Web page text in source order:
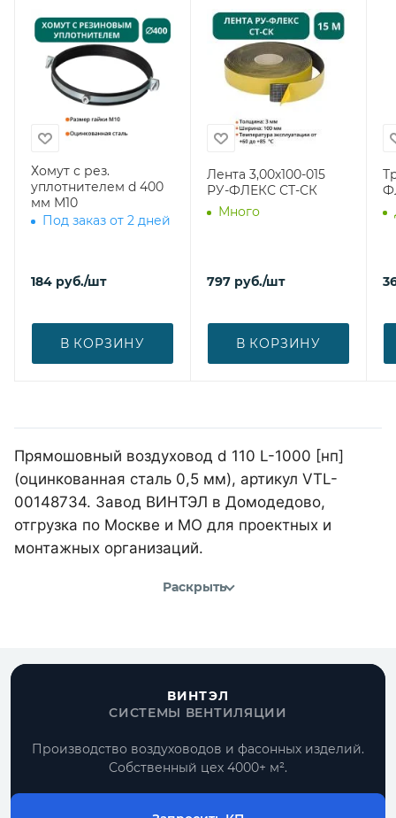
Хомут с рез.
уплотнителем d 400
мм М10
Под заказ от 2 дней
184 руб./шт
В КОРЗИНУ
Лента 3,00х100-015
РУ-ФЛЕКС СТ-СК
Много
797 руб./шт
В КОРЗИНУ
Прямошовный воздуховод d 110 L-1000 [нп]
(оцинкованная сталь 0,5 мм), артикул VTL-
00148734. Завод ВИНТЭЛ в Домодедово,
отгрузка по Москве и МО для проектных и
монтажных организаций.
Раскрыть
ВИНТЭЛ
СИСТЕМЫ ВЕНТИЛЯЦИИ
Производство воздуховодов и фасонных изделий.
Собственный цех 4000+ м².